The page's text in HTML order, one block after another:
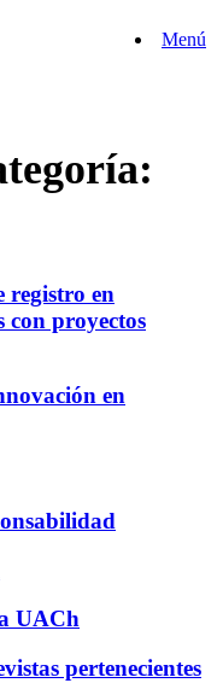
Menú
registro en
con proyectos
en
UACh
pertenecientes